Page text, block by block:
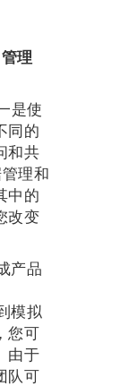
理
是使
同的
和共
理和
中的
改变
产品
模拟
您可
由于
队可